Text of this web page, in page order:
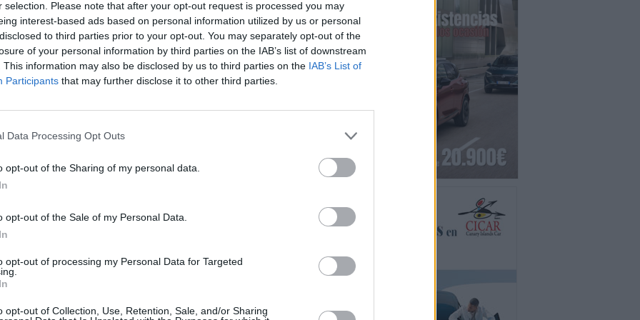
selection. Please note that after your opt-out request is processed you may
interest-based ads based on personal information utilized by us or personal
to third parties prior to your opt-out. You may separately opt-out of the
of your personal information by third parties on the IAB’s list of downstream
This information may also be disclosed by us to third parties on the IAB’s List of
Participants that may further disclose it to other third parties.
Data Processing Opt Outs
opt-out of the Sharing of my personal data.
opt-out of the Sale of my Personal Data.
opt-out of processing my Personal Data for Targeted
opt-out of Collection, Use, Retention, Sale, and/or Sharing
la defensa de la pesca artesanal de Canarias
ha conseguido elevar las demandas del sector
al Parlamento Europeo, donde el eurodiputado
expuesto que la propia Unión Europa (UE) no aplica sus
ultraperiféricas (RUP) en materia de pesca, lo que
como el cuaderno digital.
Municipal, Sector Primario, Alimentación y Soberanía
pone en valor el trabajo que los socialistas majoreros y
archipiélago para proteger al sector, llegando a plantear
incumple sus propios compromisos con las RUP en